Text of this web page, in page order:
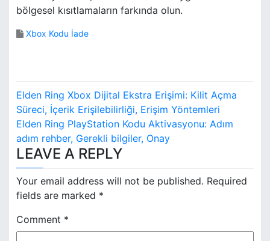
bölgesel kısıtlamaların farkında olun.
Xbox Kodu İade
P
o
s
t
n
a
v
Elden Ring Xbox Dijital Ekstra Erişimi: Kilit Açma
Süreci, İçerik Erişilebilirliği, Erişim Yöntemleri
Elden Ring PlayStation Kodu Aktivasyonu: Adım
adım rehber, Gerekli bilgiler, Onay
LEAVE A REPLY
Your email address will not be published. Required
fields are marked *
Comment *